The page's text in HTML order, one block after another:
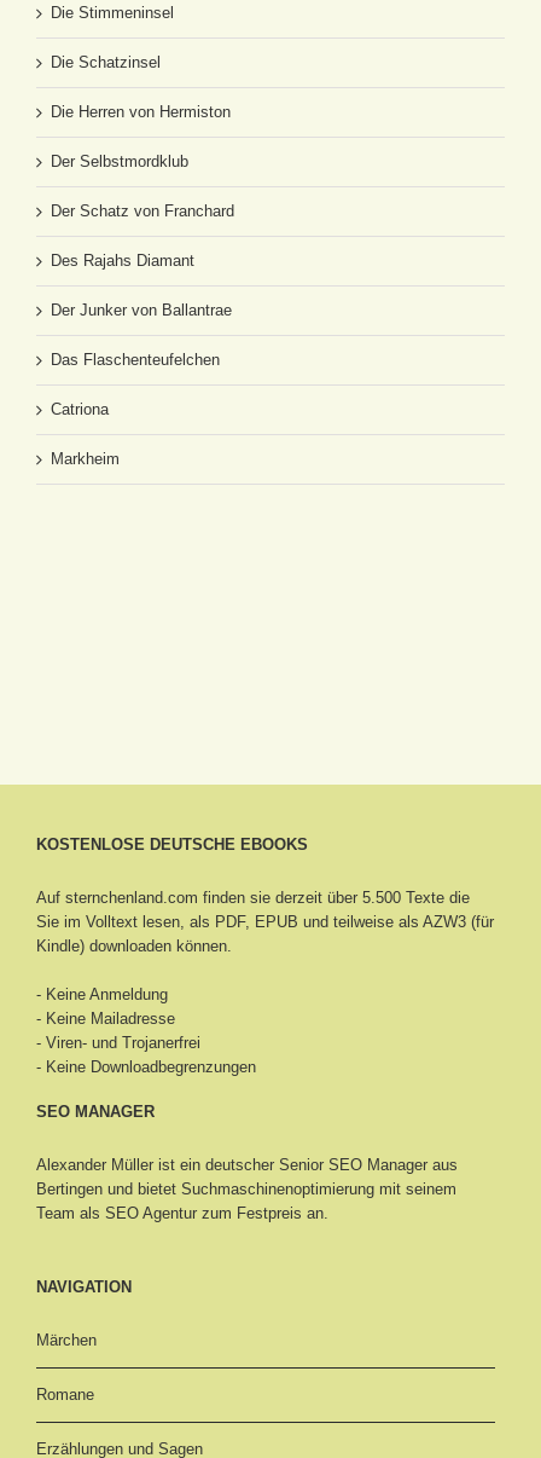
Die Stimmeninsel
Die Schatzinsel
Die Herren von Hermiston
Der Selbstmordklub
Der Schatz von Franchard
Des Rajahs Diamant
Der Junker von Ballantrae
Das Flaschenteufelchen
Catriona
Markheim
KOSTENLOSE DEUTSCHE EBOOKS
Auf sternchenland.com finden sie derzeit über 5.500 Texte die
Sie im Volltext lesen, als PDF, EPUB und teilweise als AZW3 (für
Kindle) downloaden können.
- Keine Anmeldung
- Keine Mailadresse
- Viren- und Trojanerfrei
- Keine Downloadbegrenzungen
SEO MANAGER
Alexander Müller ist ein deutscher Senior SEO Manager aus
Bertingen und bietet Suchmaschinenoptimierung mit seinem
Team als SEO Agentur zum Festpreis an.
NAVIGATION
Märchen
Romane
Erzählungen und Sagen